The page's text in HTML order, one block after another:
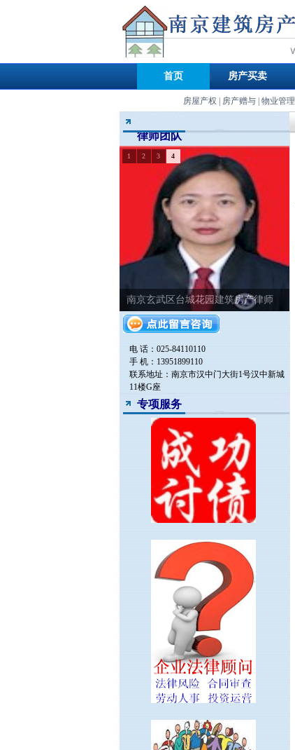
首页 房产买卖
房屋产权 房产赠与 物业管理
律师团队
南京玄武区台城花园建筑房产律师
1 2 3 4
电 话：025-84110110
手 机：13951899110
联系地址：南京市汉中门大街1号汉中新城
11楼G座
专项服务